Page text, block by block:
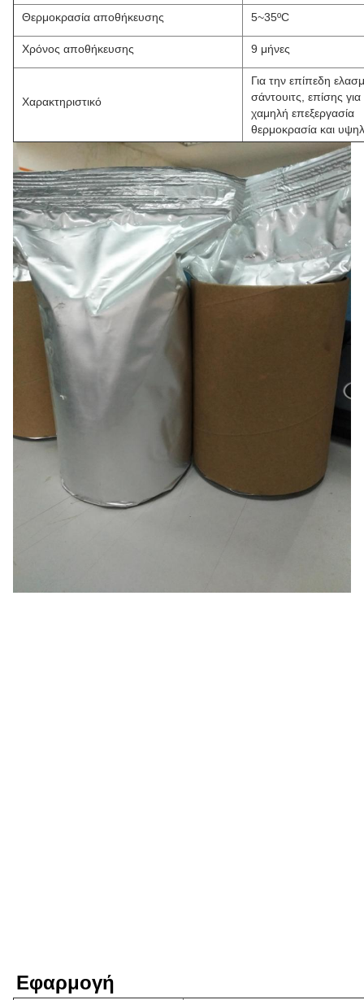
Θερμοκρασία αποθήκευσης 5~35ºC
Χρόνος αποθήκευσης 9 μήνες
Χαρακτηριστικό
Για την επίπεδη
σάντουιτς, επίσης
χαμηλή επεξεργασία
θερμοκρασία και
Εφαρμογή